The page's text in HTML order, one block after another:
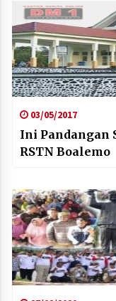
03/05/2017
Ini Pandangan
RSTN Boalemo